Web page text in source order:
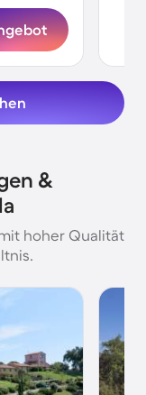
&
hoher Qualität